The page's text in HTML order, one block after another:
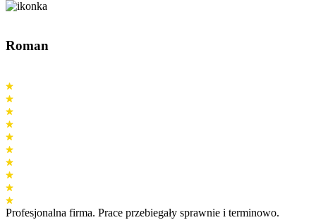
Roman
Profesjonalna firma. Prace przebiegały sprawnie i terminowo.